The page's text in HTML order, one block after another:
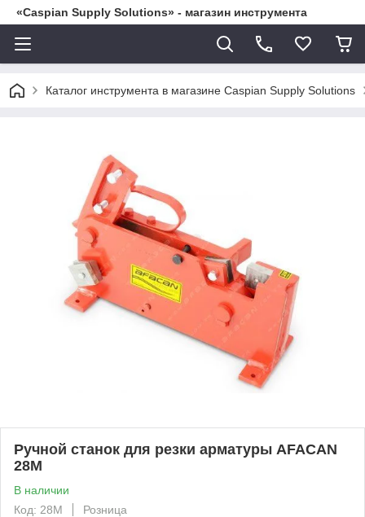
«Caspian Supply Solutions» - магазин инструмента
Каталог инструмента в магазине Caspian Supply Solutions
Ручной станок для резки арматуры AFACAN
28М
В наличии
Код: 28M
Розница